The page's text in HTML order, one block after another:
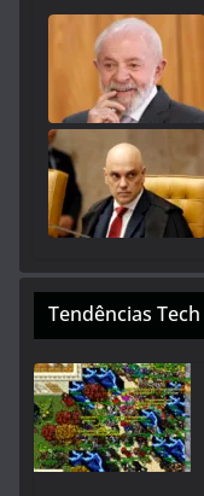
Tendências Tech